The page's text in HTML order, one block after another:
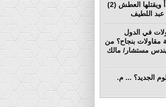
بورتسودان مدينة يأكلها الصدأ ويقتلها العطش (2)
اللطيف
في الدول
شركة مقاولات بنجاح؟ من
مستشار/ مالك
الجديد؟ ... م.